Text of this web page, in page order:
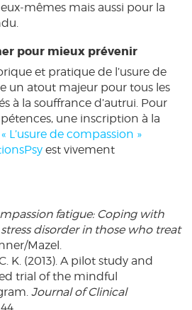
mais aussi pour la
pour mieux prévenir
et pratique de l’usure de
un atout majeur pour tous les
à la souffrance d’autrui. Pour
une inscription à la
de compassion »
est vivement
fatigue: Coping with
disorder in those who treat
Mazel.
K. (2013). A pilot study and
trial of the mindful
Journal of Clinical